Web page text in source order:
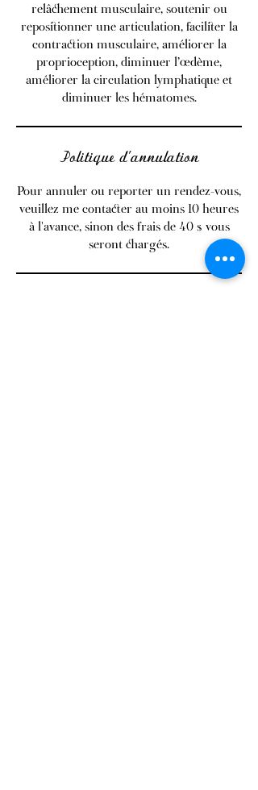
relâchement musculaire, soutenir ou
repositionner une articulation, faciliter la
contraction musculaire, améliorer la
proprioception, diminuer l’œdème,
améliorer la circulation lymphatique et
diminuer les hématomes.
Politique d'annulation
Pour annuler ou reporter un rendez-vous,
veuillez me contacter au moins 10 heures
à l'avance, sinon des frais de 40 $ vous
seront chargés.